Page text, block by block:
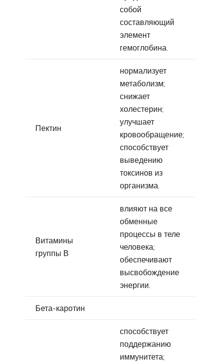
собой
составляющий
элемент
гемоглобина.
Пектин
нормализует
метаболизм;
снижает
холестерин;
улучшает
кровообращение;
способствует
выведению
токсинов из
организма.
Витамины
группы В
влияют на все
обменные
процессы в теле
человека;
обеспечивают
высвобождение
энергии.
Бета-каротин
способствует
поддержанию
иммунитета;